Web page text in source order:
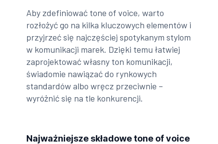
Aby zdefiniować tone of voice, warto
rozłożyć go na kilka kluczowych elementów i
przyjrzeć się najczęściej spotykanym stylom
w komunikacji marek. Dzięki temu łatwiej
zaprojektować własny ton komunikacji,
świadomie nawiązać do rynkowych
standardów albo wręcz przeciwnie –
wyróżnić się na tle konkurencji.
Najważniejsze składowe tone of voice